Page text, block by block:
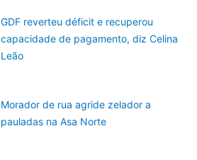
GDF reverteu déficit e recuperou
capacidade de pagamento, diz Celina
Leão
Morador de rua agride zelador a
pauladas na Asa Norte